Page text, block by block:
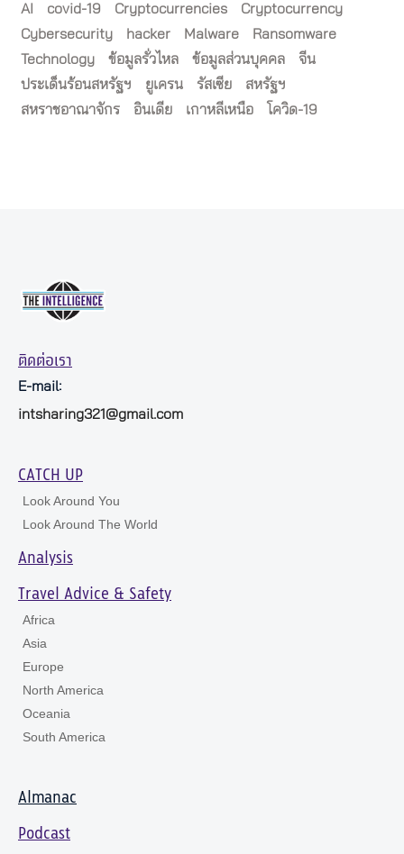
AI covid-19 Cryptocurrencies
Cryptocurrency
Cybersecurity
hacker Malware
Ransomware
Technology
ข้อมูลรั่วไหล ข้อมูลส่วนบุคคล
จีน
ประเด็นร้อนสหรัฐฯ
ยูเครน รัสเซีย
สหรัฐฯ
สหราชอาณาจักร
อินเดีย เกาหลีเหนือ โควิด-19
ติดต่อเรา
E-mail:
intsharing321@gmail.com
CATCH UP
Look Around You
Look Around The World
Analysis
Travel Advice & Safety
Africa
Asia
Europe
North America
Oceania
South America
Almanac
Podcast